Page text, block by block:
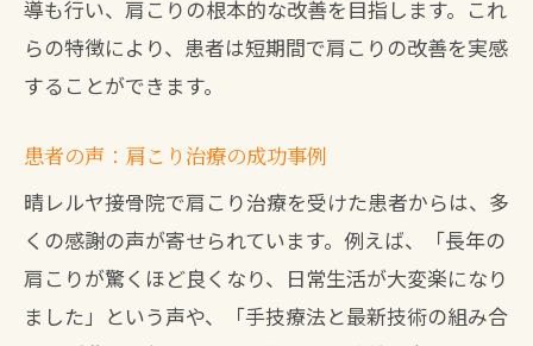
専門的ケアの効果を最大限に引き出す方
法
肩こりを解消するための接骨院の最新技術と
設備の紹介
最新の医療機器を使った治療法
肩こり治療に特化した先進的設備
最新技術による肩こり治療の効果
治療効果を高めるための先端技術
導も行い、肩こりの根本的な改善を目指します。これ
らの特徴により、患者は短期間で肩こりの改善を実感
することができます。
患者の声：肩こり治療の成功事例
晴レルヤ接骨院で肩こり治療を受けた患者からは、多
くの感謝の声が寄せられています。例えば、「長年の
肩こりが驚くほど良くなり、日常生活が大変楽になり
ました」という声や、「手技療法と最新技術の組み合